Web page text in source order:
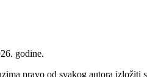
godine.
pravo od svakog autora izložiti